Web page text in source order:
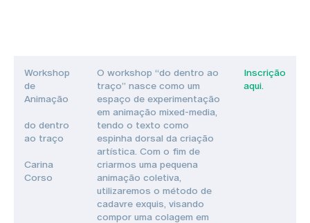
Workshop
de
Animação
do dentro
ao traço
Carina
Corso
O workshop “do dentro ao
traço” nasce como um
espaço de experimentação
em animação mixed-media,
tendo o texto como
espinha dorsal da criação
artística. Com o fim de
criarmos uma pequena
animação coletiva,
utilizaremos o método de
cadavre exquis, visando
compor uma colagem em
Inscrição
aqui.